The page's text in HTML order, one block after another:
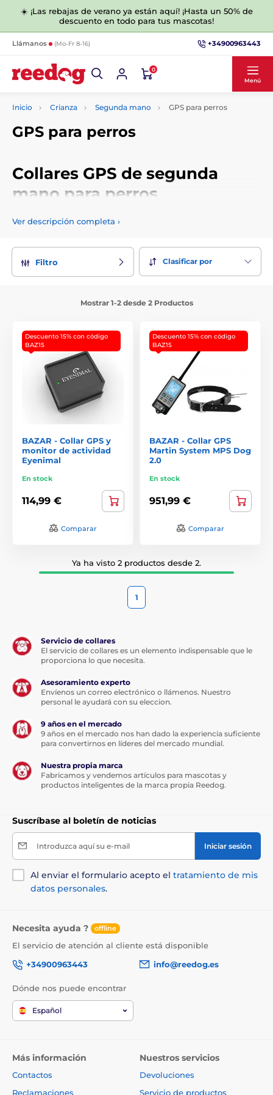
☀️ ¡Las rebajas de verano ya están aquí! ¡Hasta un 50% de
descuento en todo para tus mascotas!
Llámanos (Mo-Fr 8-16) +34900963443
0
Menú
Inicio Crianza Segunda mano GPS para perros
GPS para perros
Collares GPS de segunda
mano para perros
En esta categoría hemos preparado para usted collares GPS
Ver descripción completa ›
Filtro Clasificar por
Mostrar 1-2 desde 2 Productos
Descuento 15% con código
BAZ15
BAZAR - Collar GPS y
monitor de actividad
Eyenimal
En stock
114,99 €
Comparar
Descuento 15% con código
BAZ15
BAZAR - Collar GPS
Martin System MPS Dog
2.0
En stock
951,99 €
Comparar
Ya ha visto 2 productos desde 2.
1
Servicio de collares
El servicio de collares es un elemento indispensable que le
proporciona lo que necesita.
Asesoramiento experto
Envíenos un correo electrónico o llámenos. Nuestro
personal le ayudará con su eleccion.
9 años en el mercado
9 años en el mercado nos han dado la experiencia suficiente
para convertirnos en líderes del mercado mundial.
Nuestra propia marca
Fabricamos y vendemos artículos para mascotas y
productos inteligentes de la marca propia Reedog.
Suscríbase al boletín de noticias
Introduzca aquí su e-mail Iniciar sesión
Al enviar el formulario acepto el tratamiento de mis
datos personales.
Necesita ayuda ? offline
El servicio de atención al cliente está disponible
+34900963443
info@reedog.es
Dónde nos puede encontrar
Español
Más información
Contactos
Reclamaciones
Nuestros servicios
Devoluciones
Servicio de productos